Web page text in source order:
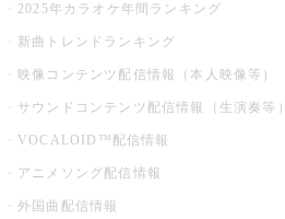
2025年カラオケ年間ランキング
新曲トレンドランキング
映像コンテンツ配信情報（本人映像等）
サウンドコンテンツ配信情報（生演奏等）
VOCALOID™配信情報
アニメソング配信情報
外国曲配信情報